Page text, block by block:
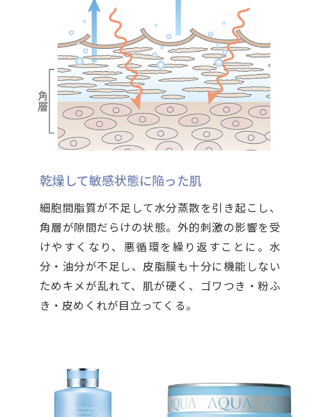
乾燥して敏感状態に陥った肌
細胞間脂質が不足して水分蒸散を引き起こし、
角層が隙間だらけの状態。外的刺激の影響を受
けやすくなり、悪循環を繰り返すことに。水
分・油分が不足し、皮脂膜も十分に機能しない
ためキメが乱れて、肌が硬く、ゴワつき・粉ふ
き・皮めくれが目立ってくる。